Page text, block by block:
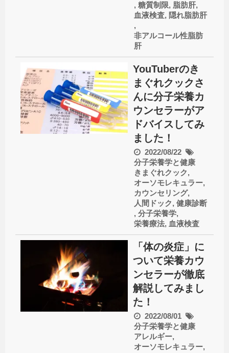
, 糖質制限, 脂肪肝,
血液検査, 隠れ脂肪肝
,
非アルコール性脂肪
肝
YouTuberのき
まぐれクックさ
んに分子栄養カ
ウンセラーがア
ドバイスしてみ
ました！
2022/08/22
分子栄養学と健康
きまぐれクック,
オーソモレキュラー,
カウンセリング,
人間ドック, 健康診断
, 分子栄養学,
栄養療法, 血液検査
「体の炎症」に
ついて栄養カウ
ンセラーが徹底
解説してみまし
た！
2022/08/01
分子栄養学と健康
アレルギー,
オーソモレキュラー,